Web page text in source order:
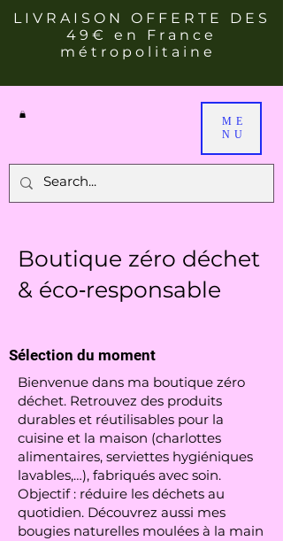
LIVRAISON OFFERTE DES
49€ en France
métropolitaine
ME
NU
Sélection du moment
Boutique zéro déchet
& éco‑responsable
Bienvenue dans ma boutique zéro
déchet. Retrouvez des produits
durables et réutilisables pour la
cuisine et la maison (charlottes
alimentaires, serviettes hygiéniques
lavables,…), fabriqués avec soin.
Objectif : réduire les déchets au
quotidien. Découvrez aussi mes
bougies naturelles moulées à la main